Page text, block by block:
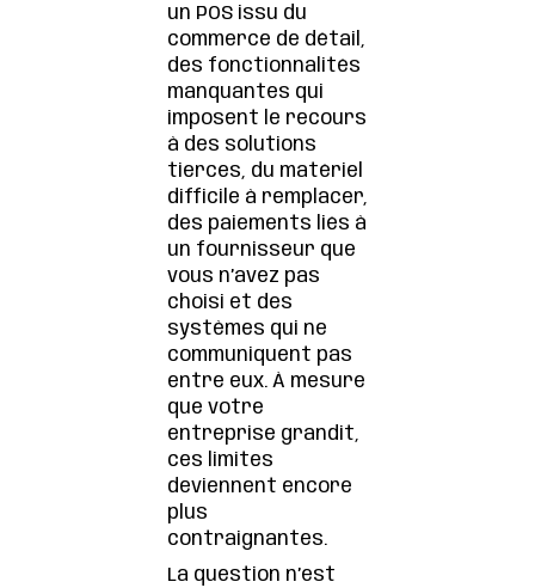
un POS issu du
commerce de détail,
des fonctionnalités
manquantes qui
imposent le recours
à des solutions
tierces, du matériel
difficile à remplacer,
des paiements liés à
un fournisseur que
vous n’avez pas
choisi et des
systèmes qui ne
communiquent pas
entre eux. À mesure
que votre
entreprise grandit,
ces limites
deviennent encore
plus
contraignantes.
La question n’est